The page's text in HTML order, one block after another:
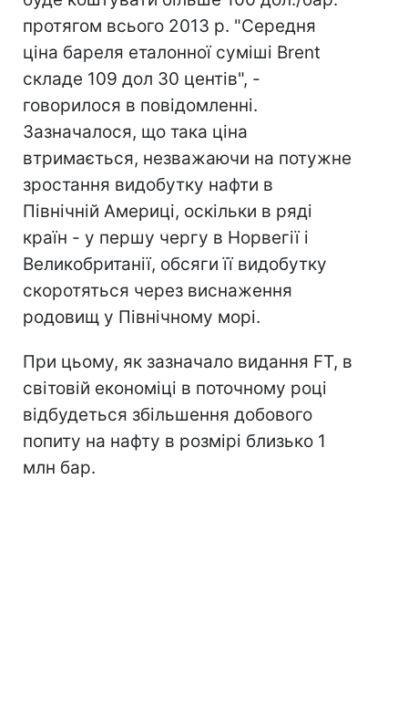
протягом всього 2013 р. "Середня
ціна бареля еталонної суміші Brent
складе 109 дол 30 центів", -
говорилося в повідомленні.
Зазначалося, що така ціна
втримається, незважаючи на потужне
зростання видобутку нафти в
Північній Америці, оскільки в ряді
країн - у першу чергу в Норвегії і
Великобританії, обсяги її видобутку
скоротяться через виснаження
родовищ у Північному морі.
При цьому, як зазначало видання FT, в
світовій економіці в поточному році
відбудеться збільшення добового
попиту на нафту в розмірі близько 1
млн бар.